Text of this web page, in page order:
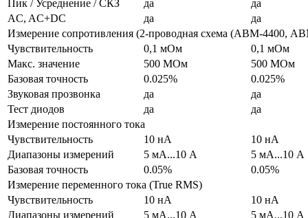
Пик / Усреднение / СКЗ
да
да
AC, AC+DC
да
да
Измерение сопротивления (2-проводная схема (АВМ-4400,
Чувствительность
0,1 мОм
0,1 мОм
Макс. значение
500 МОм
500 МОм
Базовая точность
0.025%
0.025%
Звуковая прозвонка
да
да
Тест диодов
да
да
Измерение постоянного тока
Чувствительность
10 нА
10 нА
Диапазоны измерений
5 мА...10 А
5 мА...10 А
Базовая точность
0.05%
0.05%
Измерение переменного тока (True RMS)
Чувствительность
10 нА
10 нА
Диапазоны измерений
5 мА...10 А
5 мА...10 А